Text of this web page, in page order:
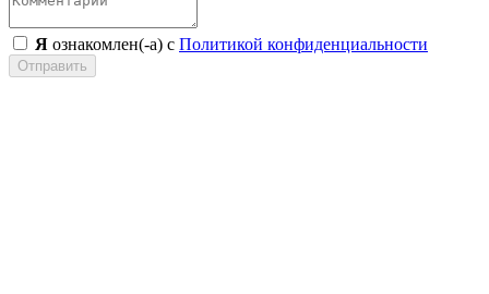
Я ознакомлен(-а) с Политикой конфиденциальности
Отправить